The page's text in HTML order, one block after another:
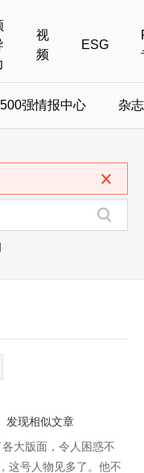
视
频
ESG
500强情报中心 杂
发现相似文章
大版面，令人困惑不
这号人物见多了。他不